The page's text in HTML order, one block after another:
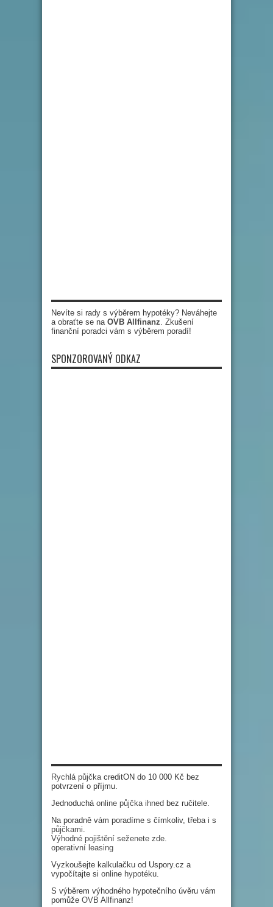
Nevíte si rady s výběrem hypotéky? Neváhejte
a obraťte se na OVB Allfinanz. Zkušení
finanční poradci vám s výběrem poradí!
SPONZOROVANÝ ODKAZ
Rychlá půjčkacreditON do 10 000 Kč bez
potvrzení o příjmu.
Jednoduchá online půjčka ihned bez ručitele.
Na poradně vám poradíme s čímkoliv, třeba i s
půjčkami.
Výhodné pojištění seženete zde.
operativní leasing
Vyzkoušejte kalkulačku od Uspory.cz a
vypočítajte si online hypotéku.
S výběrem výhodného hypotečního úvěru vám
pomůže OVB Allfinanz!